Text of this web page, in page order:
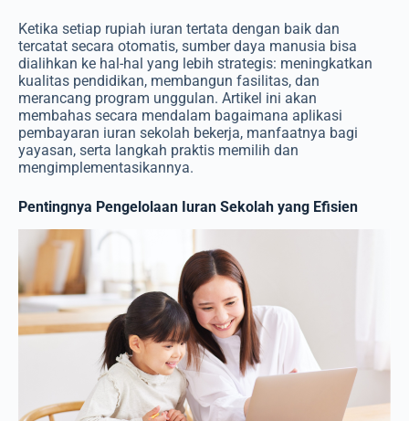
Ketika setiap rupiah iuran tertata dengan baik dan
tercatat secara otomatis, sumber daya manusia bisa
dialihkan ke hal-hal yang lebih strategis: meningkatkan
kualitas pendidikan, membangun fasilitas, dan
merancang program unggulan. Artikel ini akan
membahas secara mendalam bagaimana aplikasi
pembayaran iuran sekolah bekerja, manfaatnya bagi
yayasan, serta langkah praktis memilih dan
mengimplementasikannya.
Pentingnya Pengelolaan Iuran Sekolah yang Efisien